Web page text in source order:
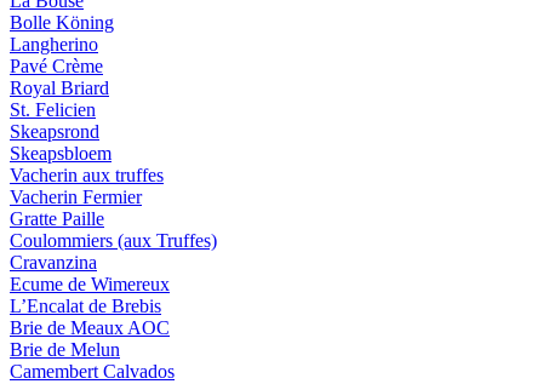
Bolle Köning
Langherino
Pavé Crème
Royal Briard
St. Felicien
Skeapsrond
Skeapsbloem
Vacherin aux truffes
Vacherin Fermier
Gratte Paille
Coulommiers (aux Truffes)
Cravanzina
Ecume de Wimereux
L’Encalat de Brebis
Brie de Meaux AOC
Brie de Melun
Camembert Calvados